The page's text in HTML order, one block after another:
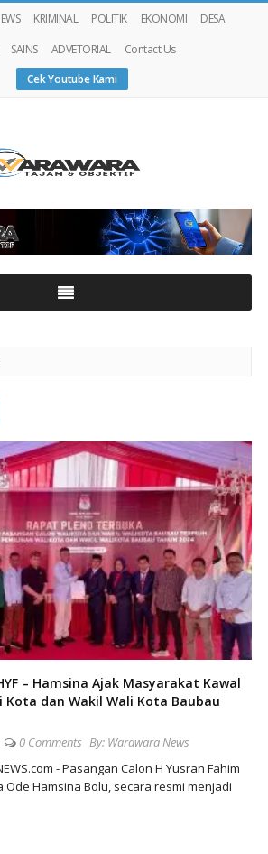
KRIMINAL POLITIK EKONOMI
DESA
SAINS ADVETORIAL
Contact Us
Cek Youtube Kami
– Hamsina Ajak Masyarakat Kawal
Kota dan Wakil Wali Kota Baubau
0 Comments By: Warawara News
- Pasangan Calon H Yusran Fahim
Ode Hamsina Bolu, secara resmi menjadi